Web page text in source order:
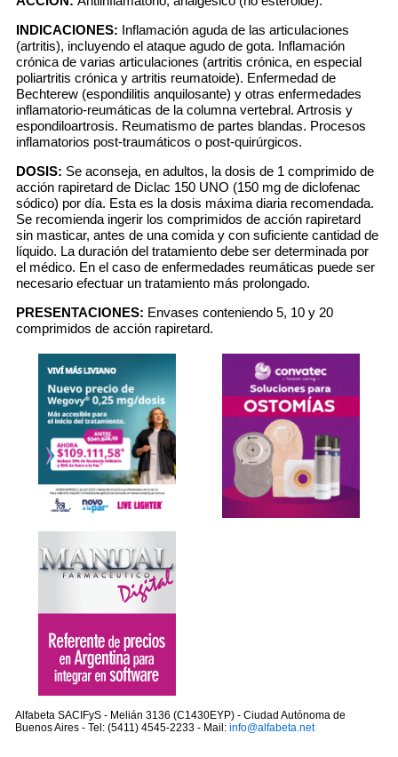
INDICACIONES: Inflamación aguda de las articulaciones
(artritis), incluyendo el ataque agudo de gota. Inflamación
crónica de varias articulaciones (artritis crónica, en especial
poliartritis crónica y artritis reumatoide). Enfermedad de
Bechterew (espondilitis anquilosante) y otras enfermedades
inflamatorio-reumáticas de la columna vertebral. Artrosis y
espondiloartrosis. Reumatismo de partes blandas. Procesos
inflamatorios post-traumáticos o post-quirúrgicos.
DOSIS: Se aconseja, en adultos, la dosis de 1 comprimido de
acción rapiretard de Diclac 150 UNO (150 mg de diclofenac
sódico) por día. Esta es la dosis máxima diaria recomendada.
Se recomienda ingerir los comprimidos de acción rapiretard
sin masticar, antes de una comida y con suficiente cantidad de
líquido. La duración del tratamiento debe ser determinada por
el médico. En el caso de enfermedades reumáticas puede ser
necesario efectuar un tratamiento más prolongado.
PRESENTACIONES: Envases conteniendo 5, 10 y 20
comprimidos de acción rapiretard.
Alfabeta SACIFyS - Melián 3136 (C1430EYP) - Ciudad Autónoma de
Buenos Aires - Tel: (5411) 4545-2233 - Mail: info@alfabeta.net